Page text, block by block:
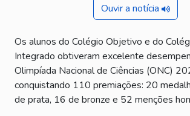
Ouvir a notícia
Os alunos do Colégio Objetivo e do
Integrado obtiveram excelente
Olimpíada Nacional de Ciências (ONC)
conquistando 110 premiações: 20
de prata, 16 de bronze e 52 menções